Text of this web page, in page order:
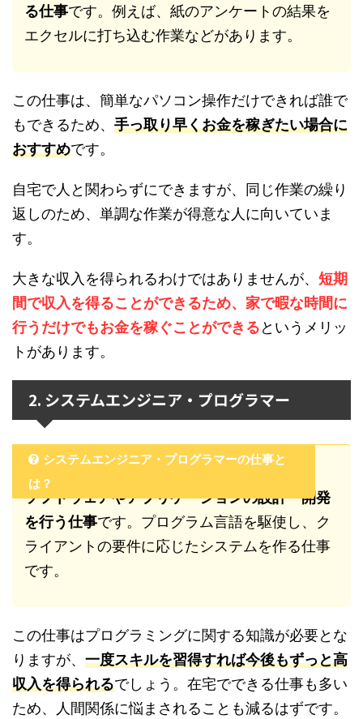
る仕事です。例えば、紙のアンケートの結果を
エクセルに打ち込む作業などがあります。
この仕事は、簡単なパソコン操作だけできれば誰で
もできるため、 手っ取り早くお金を稼ぎたい場合に
おすすめです。
自宅で人と関わらずにできますが、同じ作業の繰り
返しのため、単調な作業が得意な人に向いていま
す。
大きな収入を得られるわけではありませんが、 短期
間で収入を得ることができるため、家で暇な時間に
行うだけでもお金を稼ぐことができるというメリッ
トがあります。
2. システムエンジニア・プログラマー
システムエンジニア・プログラマーの仕事と
は？
ソフトウェアやアプリケーションの設計・開発
を行う仕事です。プログラム言語を駆使し、ク
ライアントの要件に応じたシステムを作る仕事
です。
この仕事はプログラミングに関する知識が必要とな
りますが、 一度スキルを習得すれば今後もずっと高
収入を得られるでしょう。在宅でできる仕事も多い
ため、人間関係に悩まされることも減るはずです。